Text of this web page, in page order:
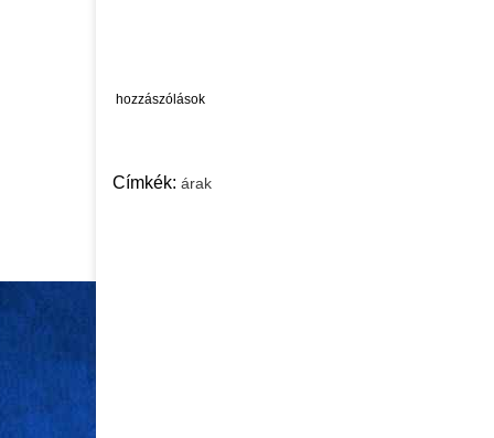
hozzászólások
Címkék: árak